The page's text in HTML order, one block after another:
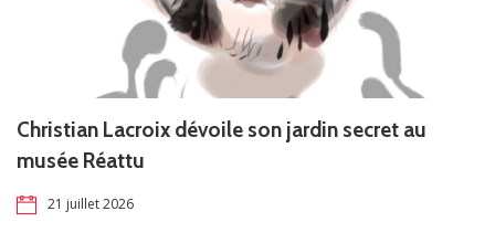
Christian Lacroix dévoile son jardin secret au
musée Réattu
21 juillet 2026